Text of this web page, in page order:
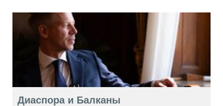
Диаспора и Балканы